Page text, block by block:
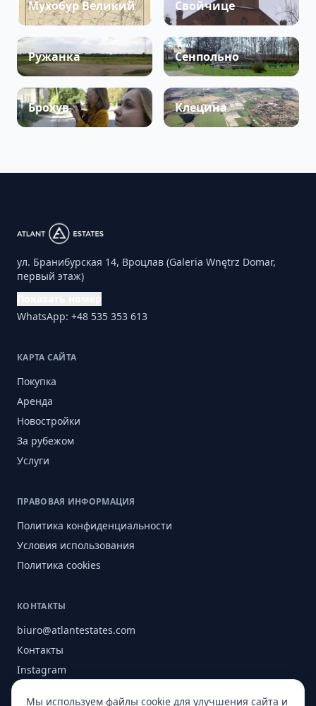
Мухобур Великий Свойчице
Ружанка Сенпольно
Брохув Клецина
ул. Бранибурская 14, Вроцлав (Galeria Wnętrz Domar,
первый этаж)
WhatsApp: +48 535 353 613
КАРТА САЙТА
Покупка
Аренда
Новостройки
За рубежом
Услуги
ПРАВОВАЯ ИНФОРМАЦИЯ
Политика конфиденциальности
Условия использования
Политика cookies
КОНТАКТЫ
biuro@atlantestates.com
Контакты
Instagram
Мы используем файлы cookie для улучшения сайта и